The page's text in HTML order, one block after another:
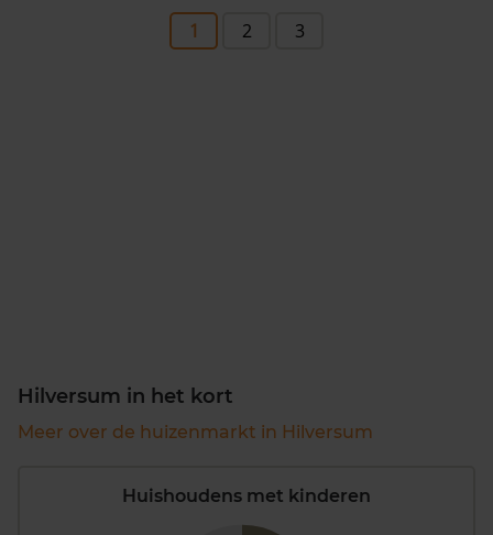
1 2 3
Hilversum in het kort
Meer over de huizenmarkt in Hilversum
Huishoudens met kinderen